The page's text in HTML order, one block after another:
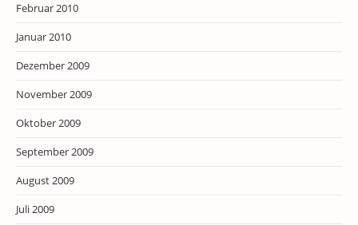
Februar 2010
Januar 2010
Dezember 2009
November 2009
Oktober 2009
September 2009
August 2009
Juli 2009